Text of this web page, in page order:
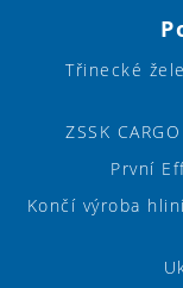
Třinecké
ZSSK
První
Končí výroba